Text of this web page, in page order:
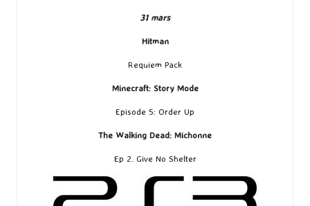
31 mars
Hitman
Requiem Pack
Minecraft: Story Mode
Episode 5: Order Up
The Walking Dead: Michonne
Ep 2. Give No Shelter